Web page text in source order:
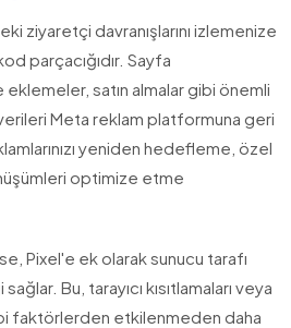
ziyaretçi davranışlarını izlemenize
parçacığıdır. Sayfa
satın almalar gibi önemli
Meta reklam platformuna geri
yeniden hedefleme, özel
optimize etme
Pixel'e ek olarak sunucu tarafı
Bu, tarayıcı kısıtlamaları veya
faktörlerden etkilenmeden daha